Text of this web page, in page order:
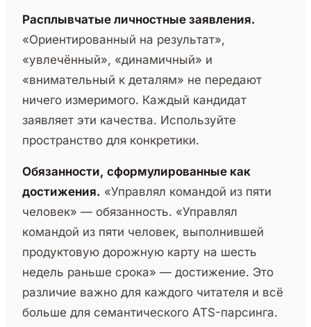
Расплывчатые личностные заявления.
«Ориентированный на результат»,
«увлечённый», «динамичный» и
«внимательный к деталям» не передают
ничего измеримого. Каждый кандидат
заявляет эти качества. Используйте
пространство для конкретики.
Обязанности, сформулированные как
достижения. «Управлял командой из пяти
человек» — обязанность. «Управлял
командой из пяти человек, выполнившей
продуктовую дорожную карту на шесть
недель раньше срока» — достижение. Это
различие важно для каждого читателя и всё
больше для семантического ATS-парсинга.